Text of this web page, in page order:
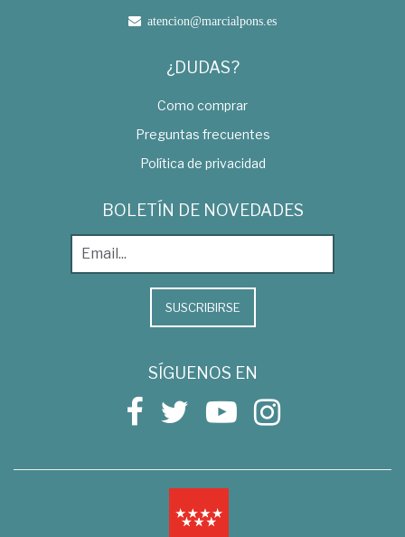
atencion@marcialpons.es
¿DUDAS?
Como comprar
Preguntas frecuentes
Política de privacidad
BOLETÍN DE NOVEDADES
SUSCRIBIRSE
SÍGUENOS EN